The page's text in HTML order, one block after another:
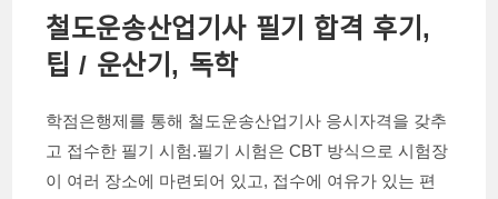
철도운송산업기사 필기 합격 후기,
팁 / 운산기, 독학
학점은행제를 통해 철도운송산업기사 응시자격을 갖추
고 접수한 필기 시험.필기 시험은 CBT 방식으로 시험장
이 여러 장소에 마련되어 있고, 접수에 여유가 있는 편